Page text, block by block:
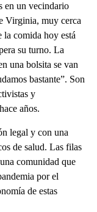
en un vecindario
Virginia, muy cerca
la comida hoy está
su turno. La
una bolsita se van
bastante”. Son
y
años.
legal y con una
de salud. Las filas
comunidad que
por el
de estas